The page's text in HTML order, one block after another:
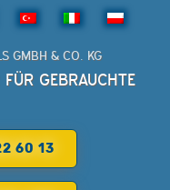
GMBH & CO. KG
GEBRAUCHTE
60 13